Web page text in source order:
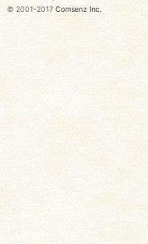
© 2001-2017 Comsenz Inc.